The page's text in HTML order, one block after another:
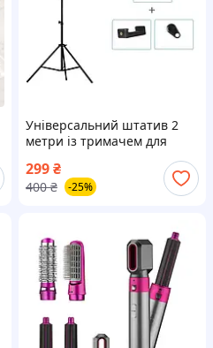
Універсальний штатив 2
метри із тримачем для
299₴
400 ₴ -25%